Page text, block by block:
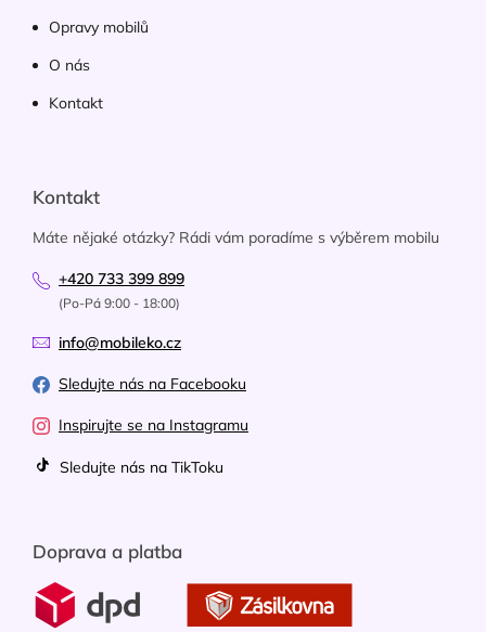
Opravy mobilů
O nás
Kontakt
Kontakt
Máte nějaké otázky? Rádi vám poradíme s výběrem mobilu
+420 733 399 899
(Po-Pá 9:00 - 18:00)
info@mobileko.cz
Sledujte nás na Facebooku
Inspirujte se na Instagramu
Sledujte nás na TikToku
Doprava a platba